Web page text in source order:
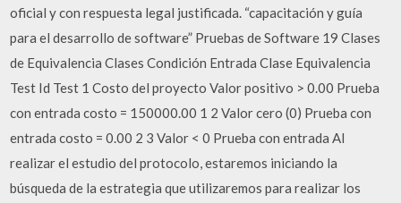
oficial y con respuesta legal justificada. “capacitación y guía
para el desarrollo de software” Pruebas de Software 19 Clases
de Equivalencia Clases Condición Entrada Clase Equivalencia
Test Id Test 1 Costo del proyecto Valor positivo > 0.00 Prueba
con entrada costo = 150000.00 1 2 Valor cero (0) Prueba con
entrada costo = 0.00 2 3 Valor < 0 Prueba con entrada Al
realizar el estudio del protocolo, estaremos iniciando la
búsqueda de la estrategia que utilizaremos para realizar los